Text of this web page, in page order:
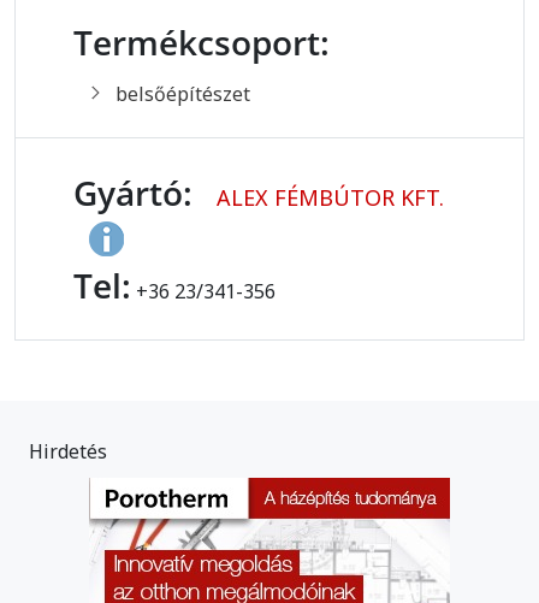
Termékcsoport:
belsőépítészet
Gyártó: ALEX FÉMBÚTOR KFT.
Tel: +36 23/341-356
Hirdetés